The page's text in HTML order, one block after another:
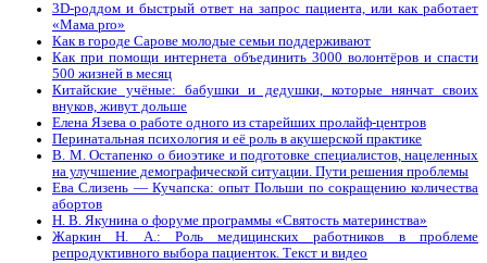
3D-роддом и быстрый ответ на запрос пациента, или как работает
«Мама prо»
Как в городе Сарове молодые семьи поддерживают
Как при помощи интернета объединить 3000 волонтёров и спасти
500 жизней в месяц
Китайские учёные: бабушки и дедушки, которые нянчат своих
внуков, живут дольше
Елена Язева о работе одного из старейших пролайф-центров
Перинатальная психология и её роль в акушерской практике
В. М. Остапенко о биоэтике и подготовке специалистов, нацеленных
на улучшение демографической ситуации. Пути решения проблемы
Ева Слизень — Кучапска: опыт Польши по сокращению количества
абортов
Н. В. Якунина о форуме программы «Святость материнства»
Жаркин Н. А.: Роль медицинских работников в проблеме
репродуктивного выбора пациенток. Tекст и видео